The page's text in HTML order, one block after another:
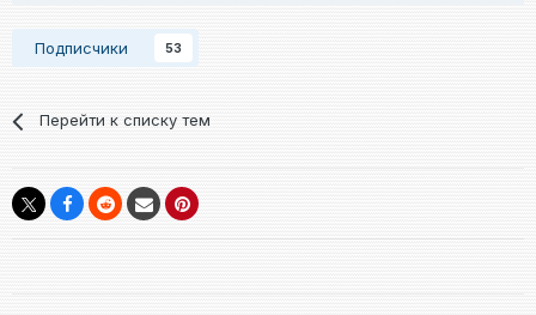
Подписчики 53
Перейти к списку тем